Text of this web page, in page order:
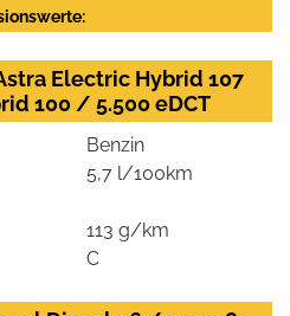
Electric Hybrid 107
100 / 5.500 eDCT
Benzin
5,7 l/100km
113 g/km
C